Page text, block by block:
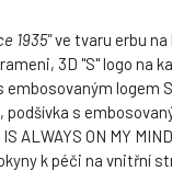
1935"ve tvaru erbu na
3D "S" logo na
embosovaným logem
podšívka s
ALWAYS ON MY
k péči na vnitřní